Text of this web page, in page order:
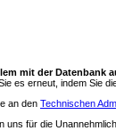
mit der Datenbank
es erneut, indem Sie
an den Technischen
uns für die